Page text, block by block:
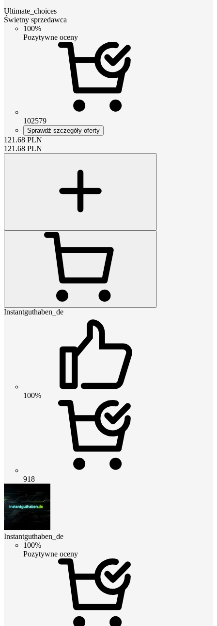
Ultimate_choices
Świetny sprzedawca
100%
Pozytywne oceny
102579
Sprawdź szczegóły oferty
121.68 PLN
121.68 PLN
Instantguthaben_de
100%
918
Instantguthaben_de
100%
Pozytywne oceny